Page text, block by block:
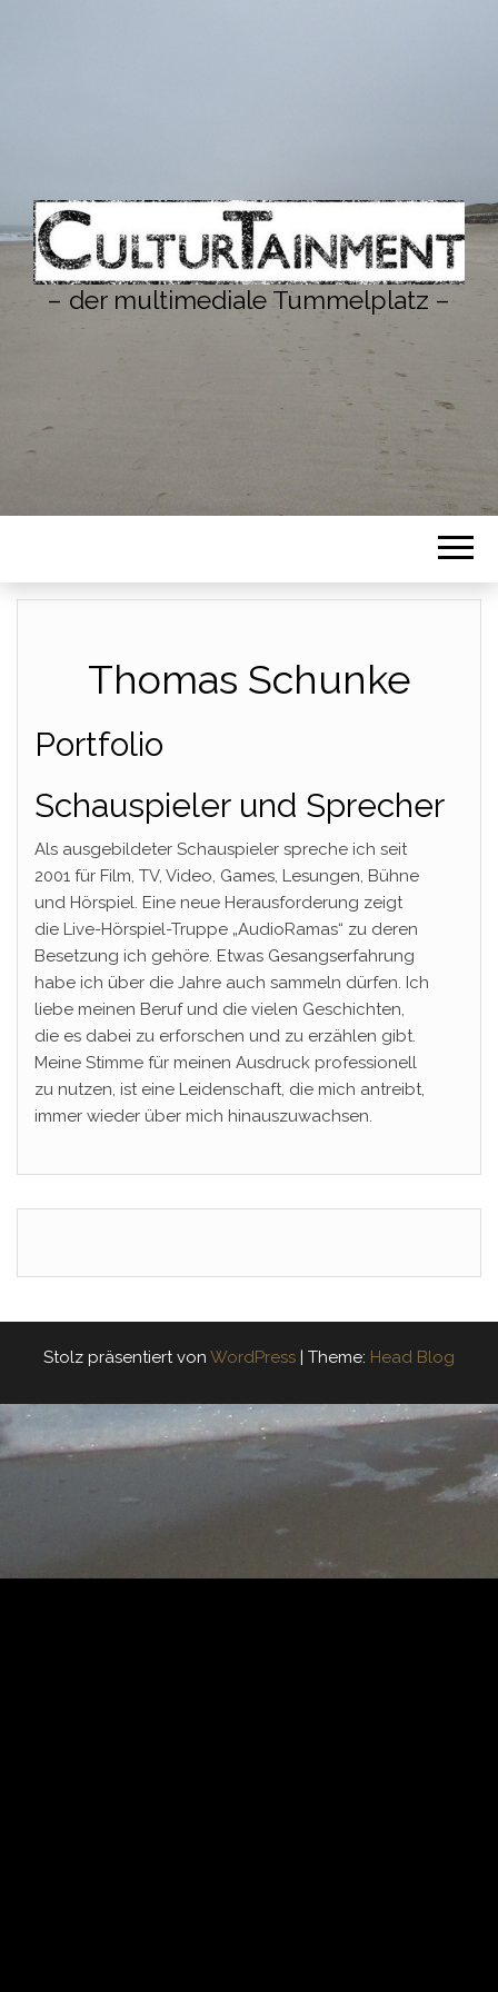
– der multimediale Tummelplatz –
Thomas Schunke
Portfolio
Schauspieler und Sprecher
Als ausgebildeter Schauspieler spreche ich seit
2001 für Film, TV, Video, Games, Lesungen, Bühne
und Hörspiel. Eine neue Herausforderung zeigt
die Live-Hörspiel-Truppe „AudioRamas“ zu deren
Besetzung ich gehöre. Etwas Gesangserfahrung
habe ich über die Jahre auch sammeln dürfen. Ich
liebe meinen Beruf und die vielen Geschichten,
die es dabei zu erforschen und zu erzählen gibt.
Meine Stimme für meinen Ausdruck professionell
zu nutzen, ist eine Leidenschaft, die mich antreibt,
immer wieder über mich hinauszuwachsen.
Stolz präsentiert von WordPress | Theme: Head Blog